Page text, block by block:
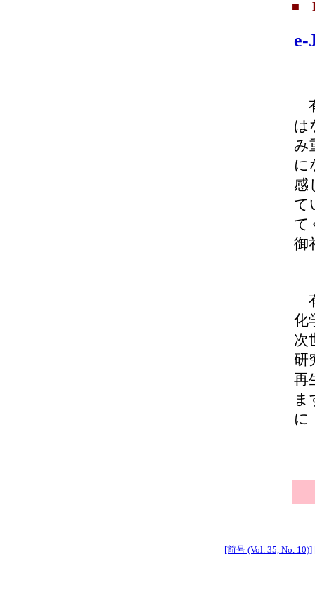
■
e-
は
み
に
感
て
て
御
化
次
研
再
ま
に
[前号 (Vol. 35, No. 10)]